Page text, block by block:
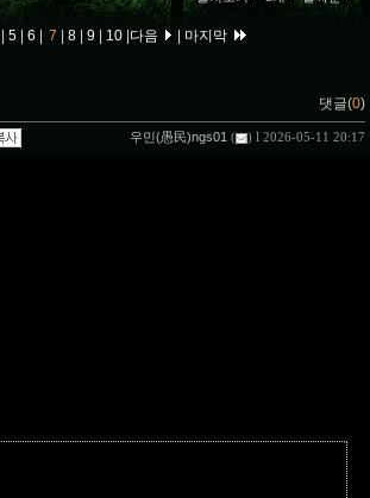
5 6 7 8 9 10 다음 마지막
댓글(0)
우민(愚民)ngs01 ( ) l 2026-05-11 20:17